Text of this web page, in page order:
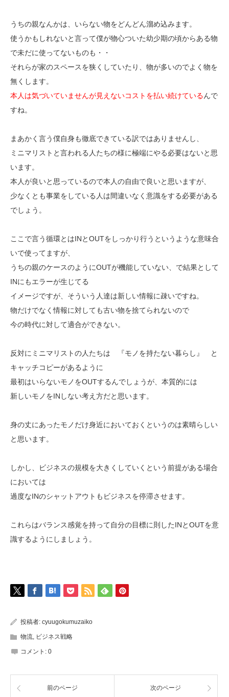
うちの親なんかは、いらない物をどんどん溜め込みます。
使うかもしれないと言って僕が物心ついた幼少期の頃からある物
で未だに使ってないものも・・
それらが家のスペースを狭くしていたり、物が多いのでよく物を
無くします。
本人は気づいていませんが見えないコストを払い続けているんで
すね。
まあかく言う僕自身も徹底できている訳ではありませんし、
ミニマリストと言われる人たちの様に極端にやる必要はないと思
います。
本人が良いと思っているので本人の自由で良いと思いますが、
少なくとも事業をしている人は間違いなく意識をする必要がある
でしょう。
ここで言う循環とはINとOUTをしっかり行うというような意味合
いで使ってますが、
うちの親のケースのようにOUTが機能していない、で結果として
INにもエラーが生じてる
イメージですが、そういう人達は新しい情報に疎いですね。
物だけでなく情報に対しても古い物を捨てられないので
今の時代に対して適合ができない。
反対にミニマリストの人たちは 『モノを持たない暮らし』 と
キャッチコピーがあるように
最初はいらないモノをOUTするんでしょうが、本質的には
新しいモノをINしない考え方だと思います。
身の丈にあったモノだけ身近においておくというのは素晴らしい
と思います。
しかし、ビジネスの規模を大きくしていくという前提がある場合
においては
過度なINのシャットアウトもビジネスを停滞させます。
これらはバランス感覚を持って自分の目標に則したINとOUTを意
識するようにしましょう。
投稿者: cyuugokumuzaiko
物流 ビジネス戦略
コメント: 0
前のページ 次のページ